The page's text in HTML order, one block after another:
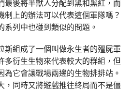
最後將半獸人分配到黑和黑紅，而
制上的辦法可以代表這個軍隊嗎？
列中也碰到類似的問題。
斯組成了一個叫做永生者的殭屍軍
多衍生生物來代表較大的群組，但
為它會讓戰場兩邊的生物排排站。
，同時又將遊戲推往終局而不是僵